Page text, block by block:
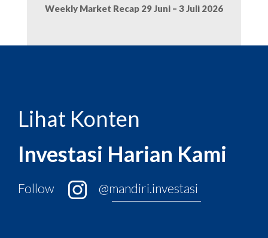
Weekly Market Recap 29 Juni – 3 Juli 2026
Lihat Konten
Investasi Harian Kami
Follow @mandiri.investasi